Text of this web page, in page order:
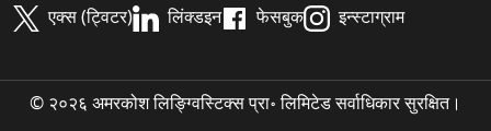
एक्स (ट्विटर) लिंक्डइन फेसबुक इन्स्टाग्राम
© २०२६ अमरकोश लिङ्ग्विस्टिक्स प्रा॰ लिमिटेड सर्वाधिकार सुरक्षित।